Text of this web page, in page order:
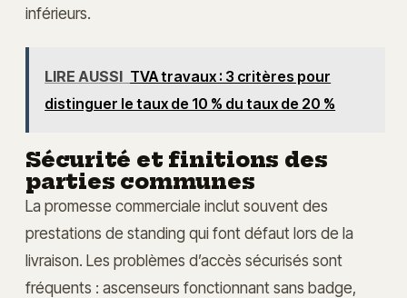
inférieurs.
LIRE AUSSI TVA travaux : 3 critères pour
distinguer le taux de 10 % du taux de 20 %
Sécurité et finitions des
parties communes
La promesse commerciale inclut souvent des
prestations de standing qui font défaut lors de la
livraison. Les problèmes d’accès sécurisés sont
fréquents : ascenseurs fonctionnant sans badge,